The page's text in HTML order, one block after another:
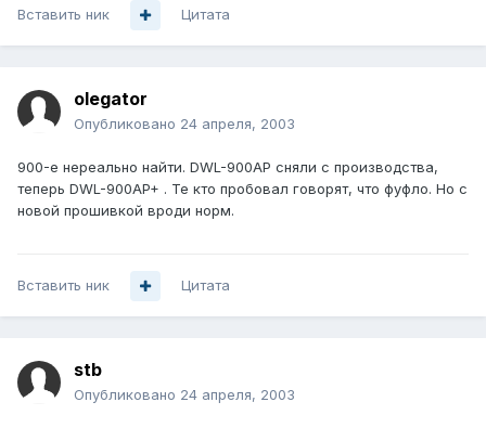
Вставить ник Цитата
olegator
Опубликовано 24 апреля, 2003
900-е нереально найти. DWL-900AP сняли с производства,
теперь DWL-900AP+ . Те кто пробовал говорят, что фуфло. Но с
новой прошивкой вроди норм.
Вставить ник Цитата
stb
Опубликовано 24 апреля, 2003